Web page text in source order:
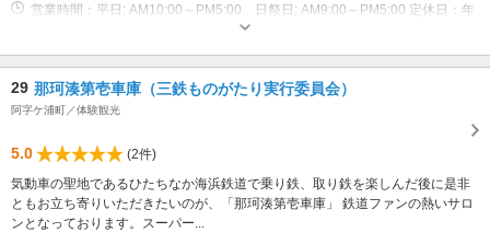
営業時間：平日; AM10:00～PM5:00 日祭日; AM9:00～PM5:00 定休日：年
29 那珂湊第壱車庫（三鉄ものがたり実行委員会）
阿字ケ浦町／体験観光
5.0
(2件)
気動車の聖地であるひたちなか海浜鉄道で乗り鉄、取り鉄を楽しんだ後に是非
ともお立ち寄りいただきたいのが、「那珂湊第壱車庫」 鉄道ファンの熱いサロ
ンとなっております。スーパー...